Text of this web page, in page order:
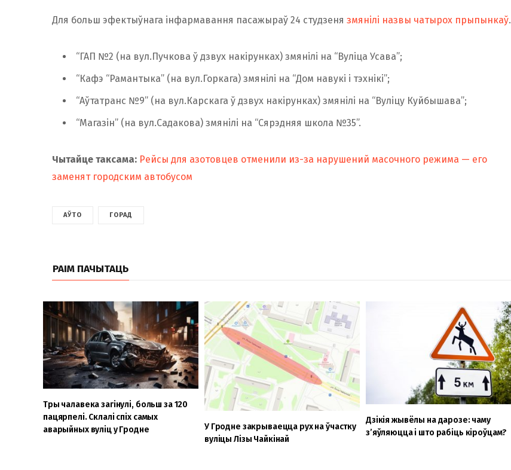
Для больш эфектыўнага інфармавання пасажыраў 24 студзеня змянілі назвы чатырох прыпынкаў.
“ГАП №2 (на вул.Пучкова ў дзвух накірунках) змянілі на “Вуліца Усава”;
“Кафэ “Рамантыка” (на вул.Горкага) змянілі на “Дом навукі і тэхнікі”;
“Аўтатранс №9” (на вул.Карскага ў дзвух накірунках) змянілі на “Вуліцу Куйбышава”;
“Магазін” (на вул.Садакова) змянілі на “Сярэдняя школа №35”.
Чытайце таксама: Рейсы для азотовцев отменили из-за нарушений масочного режима — его
заменят городским автобусом
АЎТО ГОРАД
РАІМ ПАЧЫТАЦЬ
Тры чалавека загінулі, больш за 120
пацярпелі. Склалі спіх самых
аварыйных вуліц у Гродне
У Гродне закрываецца рух на ўчастку
вуліцы Лізы Чайкінай
Дзікія жывёлы на дарозе: чаму
з’яўляюцца і што рабіць кіроўцам?